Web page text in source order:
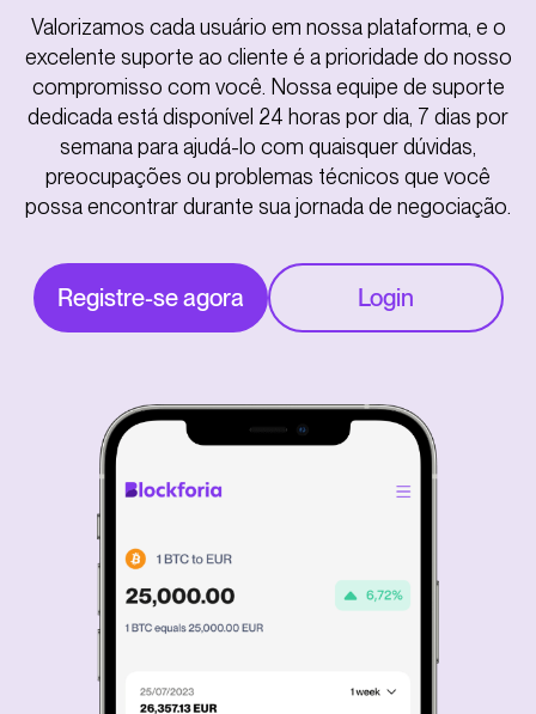
Valorizamos cada usuário em nossa plataforma, e o
excelente suporte ao cliente é a prioridade do nosso
compromisso com você. Nossa equipe de suporte
dedicada está disponível 24 horas por dia, 7 dias por
semana para ajudá-lo com quaisquer dúvidas,
preocupações ou problemas técnicos que você
possa encontrar durante sua jornada de negociação.
Registre-se agora Login